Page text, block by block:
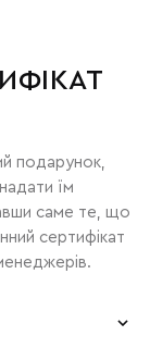
подарунок,
їм
саме те, що
сертифікат